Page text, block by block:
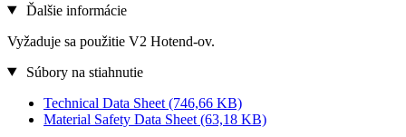
Ďalšie informácie
Vyžaduje sa použitie V2 Hotend-ov.
Súbory na stiahnutie
Technical Data Sheet (746,66 KB)
Material Safety Data Sheet (63,18 KB)